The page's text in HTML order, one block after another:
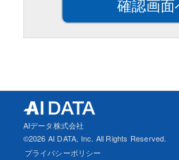
AIデータ株式会社
©2026 AI DATA, Inc. All Rights Reserved.
プライバシーポリシー